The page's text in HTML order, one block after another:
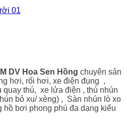
01
DV Hoa Sen Hồng chuyên sản
hơi, rối hơi, xe điện đụng ,
quay thú, xe lửa điện , thú nhún
bỏ xu/ xèng) , Sàn nhún lò xo
hồ bơi phong phú đa dạng kiểu